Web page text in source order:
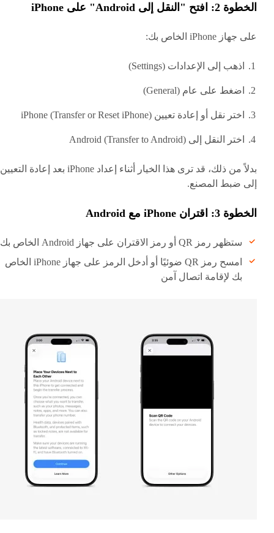
الخطوة 2: افتح "النقل إلى Android" على iPhone
على جهاز iPhone الخاص بك:
اذهب إلى الإعدادات (Settings)
اضغط على عام (General)
اختر نقل أو إعادة تعيين iPhone (Transfer or Reset iPhone)
اختر النقل إلى Android (Transfer to Android)
بدلاً من ذلك، قد ترى هذا الخيار أثناء إعداد iPhone بعد إعادة التعيين
إلى ضبط المصنع.
الخطوة 3: اقتران iPhone مع Android
ستظهر رمز QR أو رمز الاقتران على جهاز Android الخاص بك
امسح رمز QR ضوئيًا أو أدخل الرمز على جهاز iPhone الخاص
بك لإقامة اتصال آمن